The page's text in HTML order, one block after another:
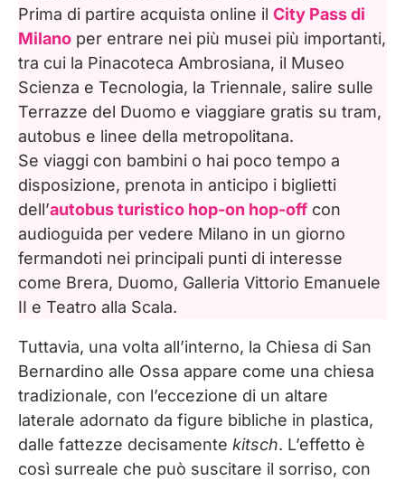
Prima di partire acquista online il City Pass di
Milano per entrare nei più musei più importanti,
tra cui la Pinacoteca Ambrosiana, il Museo
Scienza e Tecnologia, la Triennale, salire sulle
Terrazze del Duomo e viaggiare gratis su tram,
autobus e linee della metropolitana.
Se viaggi con bambini o hai poco tempo a
disposizione, prenota in anticipo i biglietti
dell’autobus turistico hop-on hop-off con
audioguida per vedere Milano in un giorno
fermandoti nei principali punti di interesse
come Brera, Duomo, Galleria Vittorio Emanuele
II e Teatro alla Scala.
Tuttavia, una volta all’interno, la Chiesa di San
Bernardino alle Ossa appare come una chiesa
tradizionale, con l’eccezione di un altare
laterale adornato da figure bibliche in plastica,
dalle fattezze decisamente kitsch. L’effetto è
così surreale che può suscitare il sorriso, con